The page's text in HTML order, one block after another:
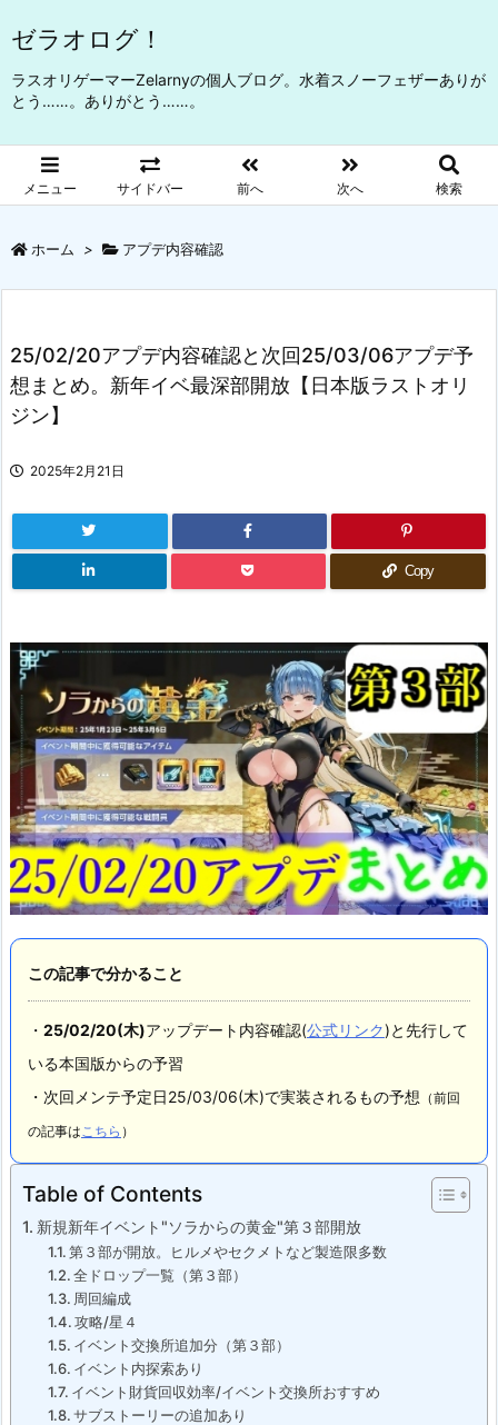
ゼラオログ！
ラスオリゲーマーZelarnyの個人ブログ。水着スノーフェザーありが
とう……。ありがとう……。
メニュー サイドバー 前へ 次へ 検索
ホーム > アプデ内容確認
25/02/20アプデ内容確認と次回25/03/06アプデ予
想まとめ。新年イベ最深部開放【日本版ラストオリ
ジン】
2025年2月21日
Copy
この記事で分かること
・ 25/02/20(木)アップデート内容確認(公式リンク)と先行して
いる本国版からの予習
・次回メンテ予定日25/03/06(木)で実装されるもの予想 （前回
の記事は こちら ）
Table of Contents
新規新年イベント"ソラからの黄金"第３部開放
第３部が開放。ヒルメやセクメトなど製造限多数
全ドロップ一覧（第３部）
周回編成
攻略/星４
イベント交換所追加分（第３部）
イベント内探索あり
イベント財貨回収効率/イベント交換所おすすめ
サブストーリーの追加あり